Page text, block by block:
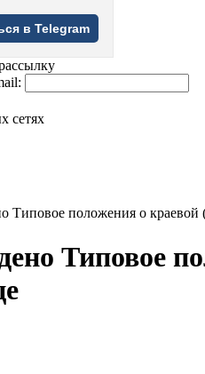
в Telegram
сетях
Типовое положения о краевой
Типовое